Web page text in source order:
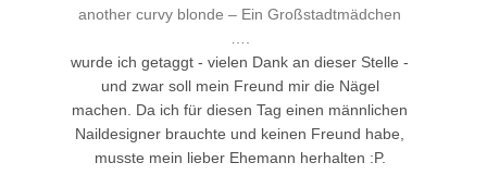
another curvy blonde – Ein Großstadtmädchen
wurde ich getaggt - vielen Dank an dieser Stelle -
und zwar soll mein Freund mir die Nägel
machen. Da ich für diesen Tag einen männlichen
Naildesigner brauchte und keinen Freund habe,
musste mein lieber Ehemann herhalten :P.